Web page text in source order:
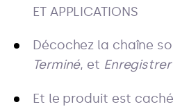
ET APPLICATIONS
Décochez la chaîne
Terminé, et Enregistrer
Et le produit est